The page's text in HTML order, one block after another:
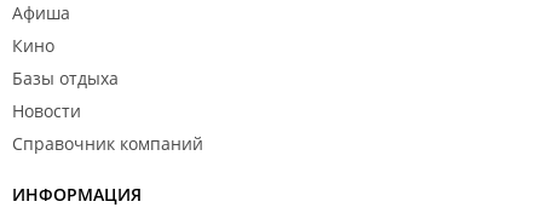
Афиша
Кино
Базы отдыха
Новости
Справочник компаний
ИНФОРМАЦИЯ